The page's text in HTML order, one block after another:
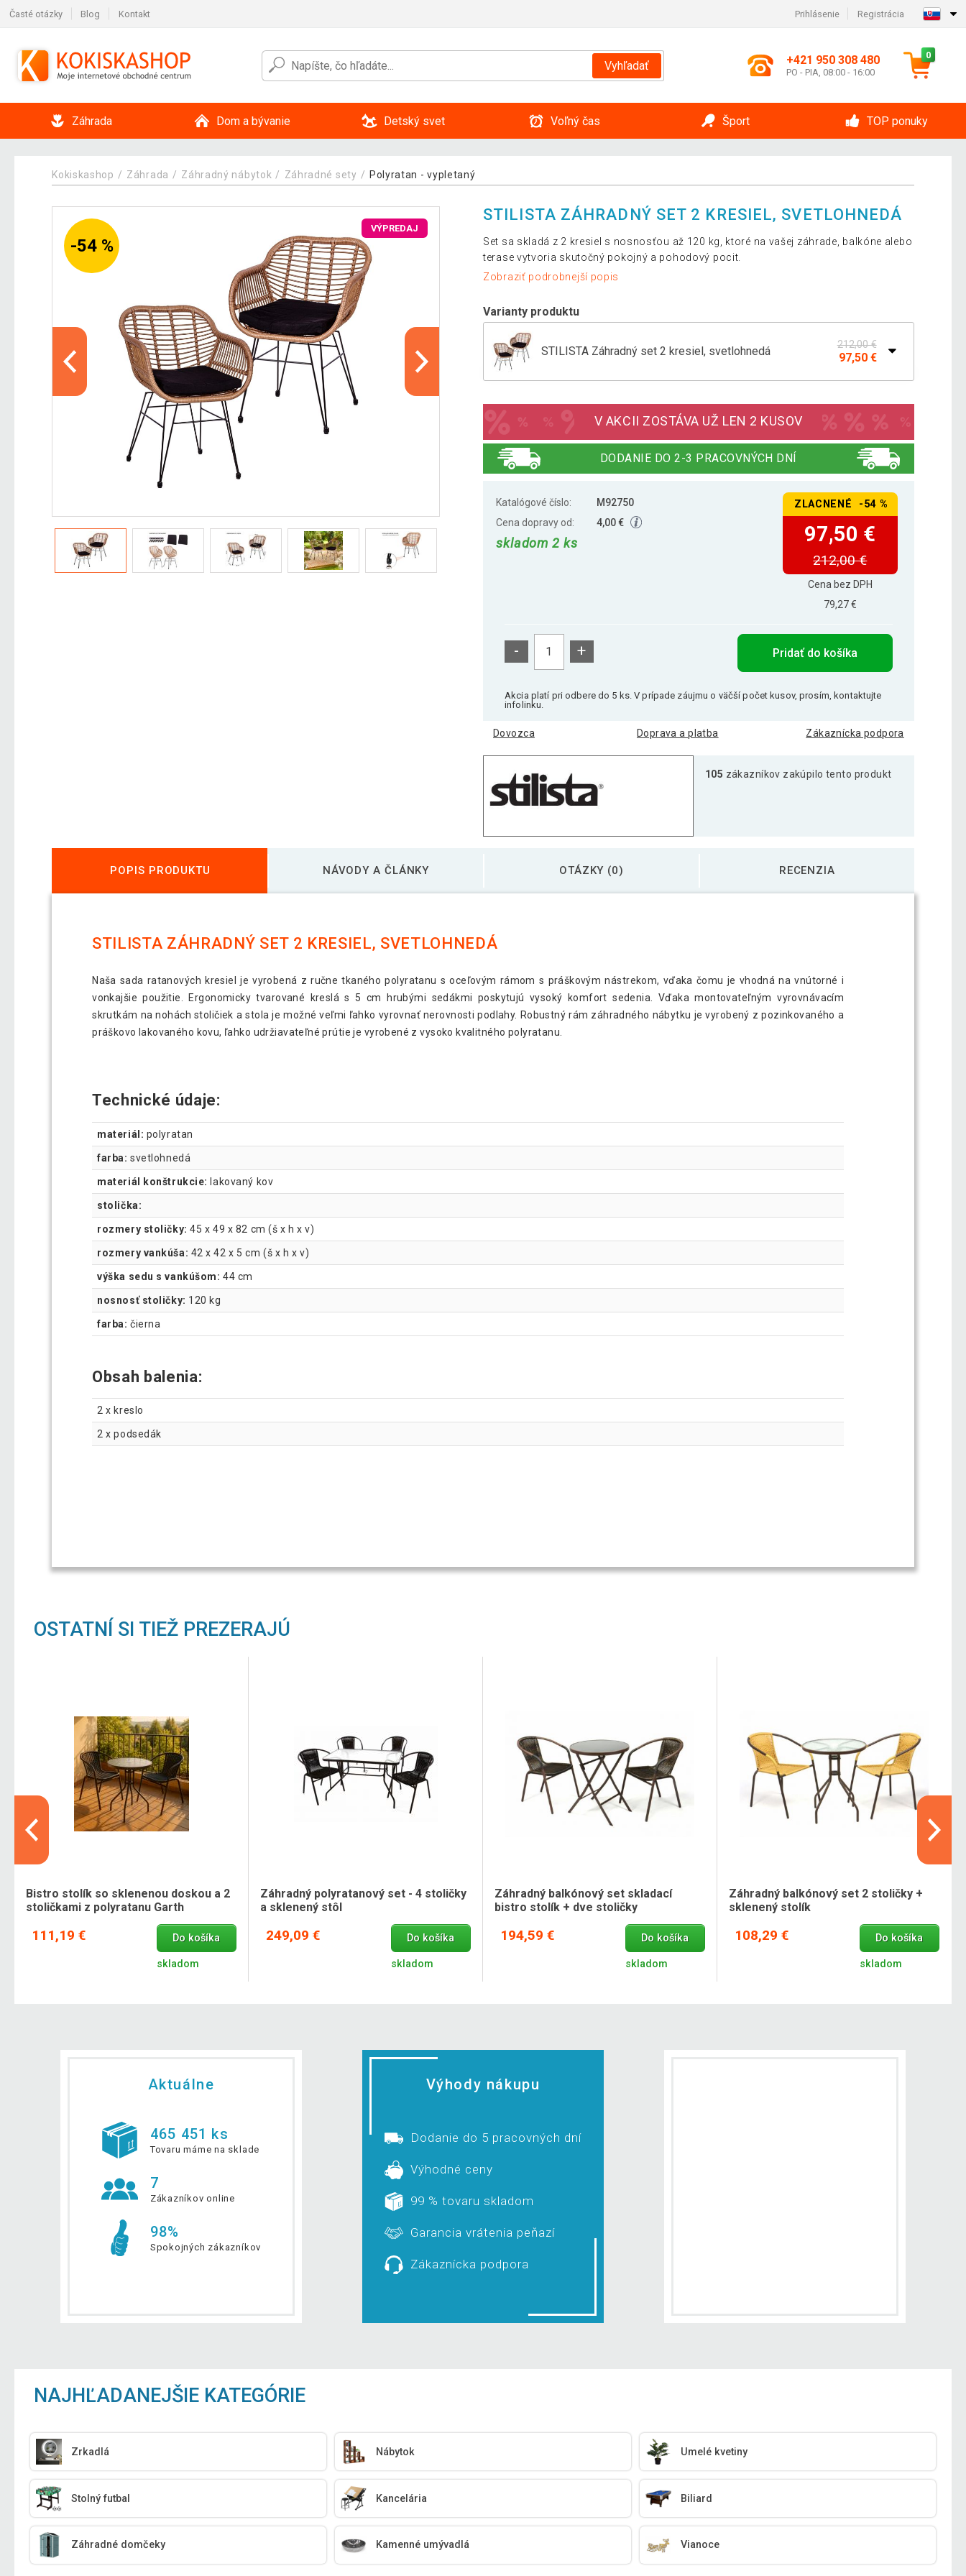
Časté otázky Blog Kontakt Prihlásenie Registrácia
Vyhľadať +421 950 308 480
PO - PIA, 08:00 - 16:00
0
Záhrada Dom a bývanie Detský svet Voľný čas Šport TOP ponuky
Kokiskashop Záhrada Záhradný nábytok Záhradné sety Polyratan - vypletaný
-54 %
VÝPREDAJ
STILISTA ZÁHRADNÝ SET 2 KRESIEL, SVETLOHNEDÁ
Set sa skladá z 2 kresiel s nosnosťou až 120 kg, ktoré na vašej záhrade, balkóne alebo
terase vytvoria skutočný pokojný a pohodový pocit.
Zobraziť podrobnejší popis
Varianty produktu
STILISTA Záhradný set 2 kresiel, svetlohnedá 212,00 €
97,50 €
V AKCII ZOSTÁVA UŽ LEN 2 KUSOV
DODANIE DO 2-3 PRACOVNÝCH DNÍ
Katalógové číslo:
M92750
Cena dopravy od:
4,00 €
skladom 2 ks
ZLACNENÉ -54 %
97,50 €
212,00 €
Cena bez DPH
79,27 €
- + Pridať do košíka
Akcia platí pri odbere do 5 ks. V prípade záujmu o väčší počet kusov, prosím, kontaktujte
infolinku.
Dovozca Doprava a platba Zákaznícka podpora
105 zákazníkov zakúpilo tento produkt
POPIS PRODUKTU NÁVODY A ČLÁNKY OTÁZKY (0) RECENZIA
STILISTA ZÁHRADNÝ SET 2 KRESIEL, SVETLOHNEDÁ
Naša sada ratanových kresiel je vyrobená z ručne tkaného polyratanu s oceľovým rámom s práškovým nástrekom, vďaka čomu je vhodná na vnútorné i
vonkajšie použitie. Ergonomicky tvarované kreslá s 5 cm hrubými sedákmi poskytujú vysoký komfort sedenia. Vďaka montovateľným vyrovnávacím
skrutkám na nohách stoličiek a stola je možné veľmi ľahko vyrovnať nerovnosti podlahy. Robustný rám záhradného nábytku je vyrobený z pozinkovaného a
práškovo lakovaného kovu, ľahko udržiavateľné prútie je vyrobené z vysoko kvalitného polyratanu.
Technické údaje:
materiál: polyratan
farba: svetlohnedá
materiál konštrukcie: lakovaný kov
stolička:
rozmery stoličky: 45 x 49 x 82 cm (š x h x v)
rozmery vankúša: 42 x 42 x 5 cm (š x h x v)
výška sedu s vankúšom: 44 cm
nosnosť stoličky: 120 kg
farba: čierna
Obsah balenia:
2 x kreslo
2 x podsedák
OSTATNÍ SI TIEŽ PREZERAJÚ
Bistro stolík so sklenenou doskou a 2
stoličkami z polyratanu Garth
111,19 € Do košíka
skladom
Záhradný polyratanový set - 4 stoličky
a sklenený stôl
249,09 € Do košíka
skladom
Záhradný balkónový set skladací
bistro stolík + dve stoličky
194,59 € Do košíka
skladom
Záhradný balkónový set 2 stoličky +
sklenený stolík
108,29 € Do košíka
skladom
Aktuálne
465 451 ks
Tovaru máme na sklade
7
Zákazníkov online
98%
Spokojných zákazníkov
Výhody nákupu
Dodanie do 5 pracovných dní
Výhodné ceny
99 % tovaru skladom
Garancia vrátenia peňazí
Zákaznícka podpora
NAJHĽADANEJŠIE KATEGÓRIE
Zrkadlá Nábytok Umelé kvetiny
Stolný futbal Kancelária Biliard
Záhradné domčeky Kamenné umývadlá Vianoce